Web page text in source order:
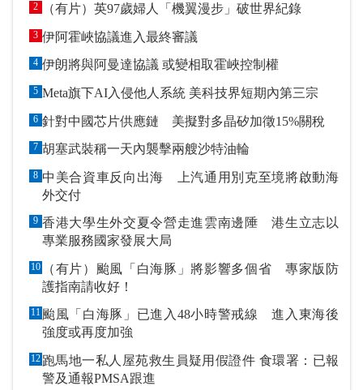
2 （有片）英97歲婦人「機翼漫步」破世界紀錄
3 伊阿霍峽協議進入最終審議
4 伊朗將與阿曼達協議 或變相取霍峽控制權
5 Meta旗下AI入侵他人系統 美科技界短期內第三宗
6 針對中國芯片供應鏈 美擬對多晶矽加徵15%關稅
7 胡塞武裝稱一天內襲擊兩艘沙特油輪
8 中美合資車反向出海 上汽通用別克至境將啟動海
外交付
9 香港大學生外交夏令營走進雲南邊陲 港生立志以
專業服務國家發展大局
10
（有片）颱風「白海豚」將影響多個省 專家版防
護指南請收好！
11 颱風「白海豚」已進入48小時警戒線 進入東海後
強度或再度加強
12 跑馬地一私人屋苑救生員疑用假證件 食環署：已報
警及通報PMSA跟進